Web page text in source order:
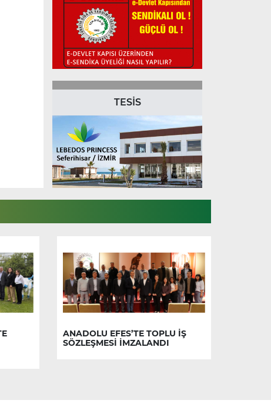
TESİS
ANADOLU EFES’TE TOPLU İŞ
SÖZLEŞMESİ İMZALANDI